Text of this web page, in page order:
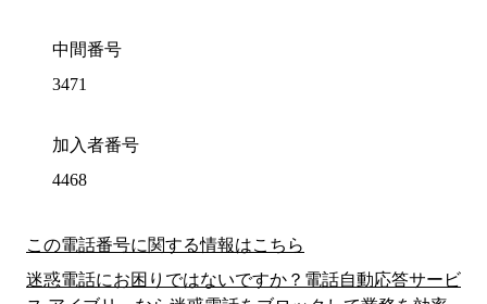
中間番号
3471
加入者番号
4468
この電話番号に関する情報はこちら
迷惑電話にお困りではないですか？電話自動応答サービ